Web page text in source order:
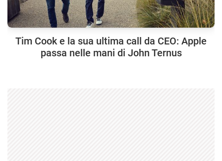
Tim Cook e la sua ultima call da CEO: Apple
passa nelle mani di John Ternus